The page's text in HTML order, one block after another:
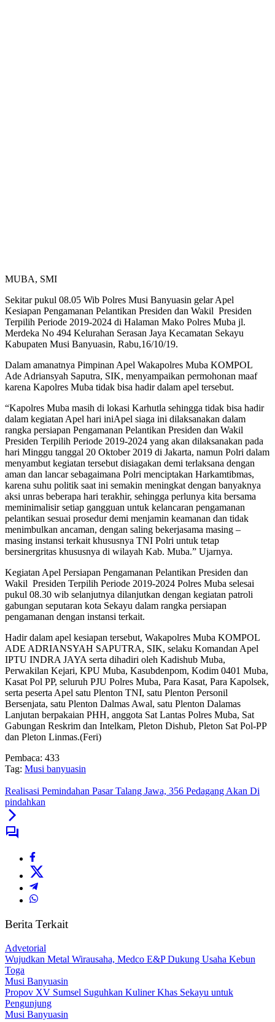
MUBA, SMI
Sekitar pukul 08.05 Wib Polres Musi Banyuasin gelar Apel
Kesiapan Pengamanan Pelantikan Presiden dan Wakil Presiden
Terpilih Periode 2019-2024 di Halaman Mako Polres Muba jl.
Merdeka No 494 Kelurahan Serasan Jaya Kecamatan Sekayu
Kabupaten Musi Banyuasin, Rabu,16/10/19.
Dalam amanatnya Pimpinan Apel Wakapolres Muba KOMPOL
Ade Adriansyah Saputra, SIK, menyampaikan permohonan maaf
karena Kapolres Muba tidak bisa hadir dalam apel tersebut.
“Kapolres Muba masih di lokasi Karhutla sehingga tidak bisa hadir
dalam kegiatan Apel hari iniApel siaga ini dilaksanakan dalam
rangka persiapan Pengamanan Pelantikan Presiden dan Wakil
Presiden Terpilih Periode 2019-2024 yang akan dilaksanakan pada
hari Minggu tanggal 20 Oktober 2019 di Jakarta, namun Polri dalam
menyambut kegiatan tersebut disiagakan demi terlaksana dengan
aman dan lancar sebagaimana Polri menciptakan Harkamtibmas,
karena suhu politik saat ini semakin meningkat dengan banyaknya
aksi unras beberapa hari terakhir, sehingga perlunya kita bersama
meminimalisir setiap gangguan untuk kelancaran pengamanan
pelantikan sesuai prosedur demi menjamin keamanan dan tidak
menimbulkan ancaman, dengan saling bekerjasama masing –
masing instansi terkait khususnya TNI Polri untuk tetap
bersinergritas khususnya di wilayah Kab. Muba.” Ujarnya.
Kegiatan Apel Persiapan Pengamanan Pelantikan Presiden dan
Wakil Presiden Terpilih Periode 2019-2024 Polres Muba selesai
pukul 08.30 wib selanjutnya dilanjutkan dengan kegiatan patroli
gabungan seputaran kota Sekayu dalam rangka persiapan
pengamanan dengan instansi terkait.
Hadir dalam apel kesiapan tersebut, Wakapolres Muba KOMPOL
ADE ADRIANSYAH SAPUTRA, SIK, selaku Komandan Apel
IPTU INDRA JAYA serta dihadiri oleh Kadishub Muba,
Perwakilan Kejari, KPU Muba, Kasubdenpom, Kodim 0401 Muba,
Kasat Pol PP, seluruh PJU Polres Muba, Para Kasat, Para Kapolsek,
serta peserta Apel satu Plenton TNI, satu Plenton Personil
Bersenjata, satu Plenton Dalmas Awal, satu Plenton Dalamas
Lanjutan berpakaian PHH, anggota Sat Lantas Polres Muba, Sat
Gabungan Reskrim dan Intelkam, Pleton Dishub, Pleton Sat Pol-PP
dan Pleton Linmas.(Feri)
Pembaca: 433
Tag: Musi banyuasin
Realisasi Pemindahan Pasar Talang Jawa, 356 Pedagang Akan Di
pindahkan
Berita Terkait
Advetorial
Wujudkan Metal Wirausaha, Medco E&P Dukung Usaha Kebun
Toga
Musi Banyuasin
Propov XV Sumsel Suguhkan Kuliner Khas Sekayu untuk
Pengunjung
Musi Banyuasin